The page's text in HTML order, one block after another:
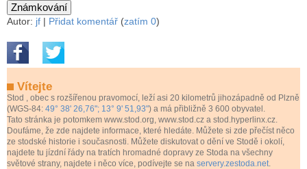
Autor: jf | Přidat komentář (zatím 0)
Vítejte
Stod , obec s rozšířenou pravomocí, leží asi 20 kilometrů jihozápadně od Plzně
(WGS-84: 49° 38' 26,76"; 13° 9' 51,93") a má přibližně 3 600 obyvatel.
Tato stránka je potomkem www.stod.org, www.stod.cz a stod.hyperlinx.cz.
Doufáme, že zde najdete informace, které hledáte. Můžete si zde přečíst něco
ze stodské historie i současnosti. Můžete diskutovat o dění ve Stodě i okolí,
najdete tu jízdní řády na tratích hromadné dopravy ze Stoda na všechny
světové strany, najdete i něco více, podívejte se na servery.zestoda.net.